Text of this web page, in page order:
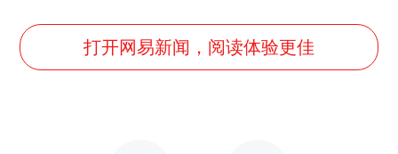
打开网易新闻，阅读体验更佳